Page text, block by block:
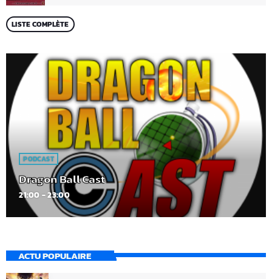
LISTE COMPLÈTE
PODCAST
Dragon Ball Cast
21:00 - 23:00
ACTU POPULAIRE